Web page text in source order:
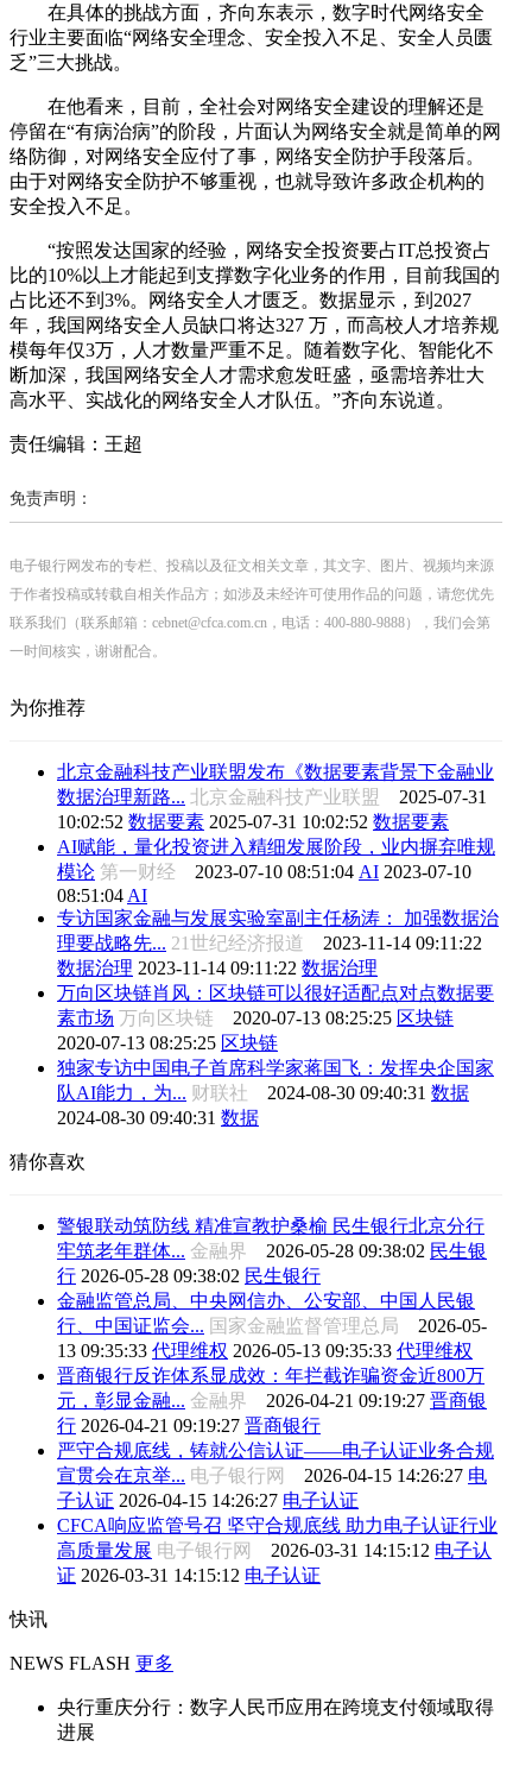
在具体的挑战方面，齐向东表示，数字时代网络安全
行业主要面临“网络安全理念、安全投入不足、安全人员匮
乏”三大挑战。
在他看来，目前，全社会对网络安全建设的理解还是
停留在“有病治病”的阶段，片面认为网络安全就是简单的网
络防御，对网络安全应付了事，网络安全防护手段落后。
由于对网络安全防护不够重视，也就导致许多政企机构的
安全投入不足。
“按照发达国家的经验，网络安全投资要占IT总投资占
比的10%以上才能起到支撑数字化业务的作用，目前我国的
占比还不到3%。网络安全人才匮乏。数据显示，到2027
年，我国网络安全人员缺口将达327 万，而高校人才培养规
模每年仅3万，人才数量严重不足。随着数字化、智能化不
断加深，我国网络安全人才需求愈发旺盛，亟需培养壮大
高水平、实战化的网络安全人才队伍。”齐向东说道。
责任编辑：王超
免责声明：
电子银行网发布的专栏、投稿以及征文相关文章，其文字、图片、视频均来源
于作者投稿或转载自相关作品方；如涉及未经许可使用作品的问题，请您优先
联系我们（联系邮箱：cebnet@cfca.com.cn，电话：400-880-9888），我们会第
一时间核实，谢谢配合。
为你推荐
北京金融科技产业联盟发布《数据要素背景下金融业
数据治理新路... 北京金融科技产业联盟 2025-07-31
10:02:52 数据要素 2025-07-31 10:02:52 数据要素
AI赋能，量化投资进入精细发展阶段，业内摒弃唯规
模论 第一财经 2023-07-10 08:51:04 AI 2023-07-10
08:51:04 AI
专访国家金融与发展实验室副主任杨涛： 加强数据治
理要战略先... 21世纪经济报道 2023-11-14 09:11:22
数据治理 2023-11-14 09:11:22 数据治理
万向区块链肖风：区块链可以很好适配点对点数据要
素市场 万向区块链 2020-07-13 08:25:25 区块链
2020-07-13 08:25:25 区块链
独家专访中国电子首席科学家蒋国飞：发挥央企国家
队AI能力，为... 财联社 2024-08-30 09:40:31 数据
2024-08-30 09:40:31 数据
猜你喜欢
警银联动筑防线 精准宣教护桑榆 民生银行北京分行
牢筑老年群体... 金融界 2026-05-28 09:38:02 民生银
行 2026-05-28 09:38:02 民生银行
金融监管总局、中央网信办、公安部、中国人民银
行、中国证监会... 国家金融监督管理总局 2026-05-
13 09:35:33 代理维权 2026-05-13 09:35:33 代理维权
晋商银行反诈体系显成效：年拦截诈骗资金近800万
元，彰显金融... 金融界 2026-04-21 09:19:27 晋商银
行 2026-04-21 09:19:27 晋商银行
严守合规底线，铸就公信认证——电子认证业务合规
宣贯会在京举... 电子银行网 2026-04-15 14:26:27 电
子认证 2026-04-15 14:26:27 电子认证
CFCA响应监管号召 坚守合规底线 助力电子认证行业
高质量发展 电子银行网 2026-03-31 14:15:12 电子认
证 2026-03-31 14:15:12 电子认证
快讯
NEWS FLASH 更多
央行重庆分行：数字人民币应用在跨境支付领域取得
进展